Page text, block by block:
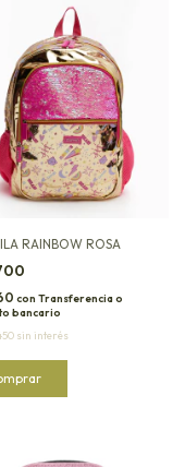
RAINBOW ROSA
con Transferencia o
bancario
sin interés